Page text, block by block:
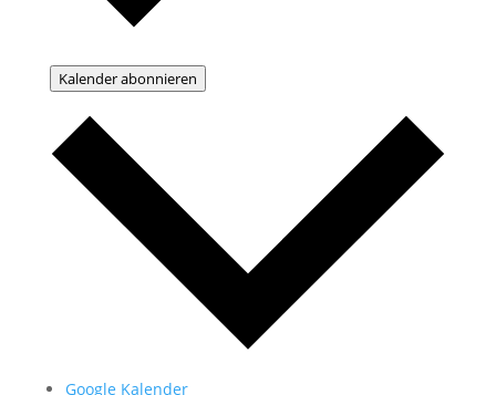
Kalender abonnieren
Google Kalender